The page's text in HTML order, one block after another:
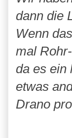
dann die
Wenn
mal
da es ein
etwas
Drano